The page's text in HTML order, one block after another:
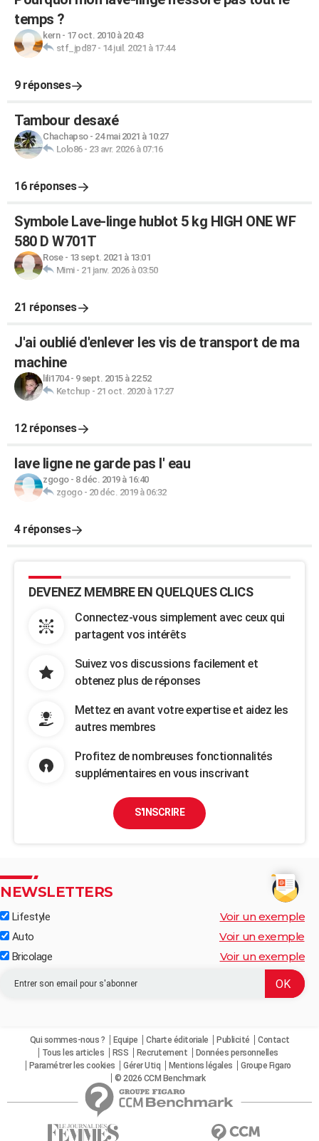
temps ?
kern- 17 oct. 2010 à 20:43
stf_jpd87- 14 juil. 2021 à 17:44
9 réponses
Tambour desaxé
Chachapso- 24 mai 2021 à 10:27
Lolo86- 23 avr. 2026 à 07:16
16 réponses
Symbole Lave-linge hublot 5 kg HIGH ONE WF
580 D W701T
Rose- 13 sept. 2021 à 13:01
Mimi- 21 janv. 2026 à 03:50
21 réponses
J'ai oublié d'enlever les vis de transport de ma
machine
lili1704- 9 sept. 2015 à 22:52
Ketchup - 21 oct. 2020 à 17:27
12 réponses
lave ligne ne garde pas l' eau
zgogo- 8 déc. 2019 à 16:40
zgogo- 20 déc. 2019 à 06:32
4 réponses
DEVENEZ MEMBRE EN QUELQUES CLICS
Connectez-vous simplement avec ceux qui
partagent vos intérêts
Suivez vos discussions facilement et
obtenez plus de réponses
Mettez en avant votre expertise et aidez les
autres membres
Profitez de nombreuses fonctionnalités
supplémentaires en vous inscrivant
S'INSCRIRE
NEWSLETTERS
Lifestyle Voir un exemple
Auto Voir un exemple
Bricolage Voir un exemple
Qui sommes-nous ? Equipe Charte éditoriale Publicité
Contact
Tous les articles
RSS Recrutement
Données personnelles
Paramétrer les cookies
Gérer Utiq Mentions légales
Groupe Figaro
© 2026 CCM Benchmark